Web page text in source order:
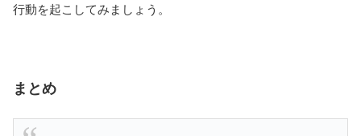
行動を起こしてみましょう。
まとめ